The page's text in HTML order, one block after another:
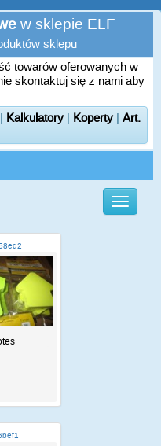
w sklepie ELF
sklepu
towarów oferowanych w
skontaktuj się z nami aby
Kalkulatory | Koperty | Art.